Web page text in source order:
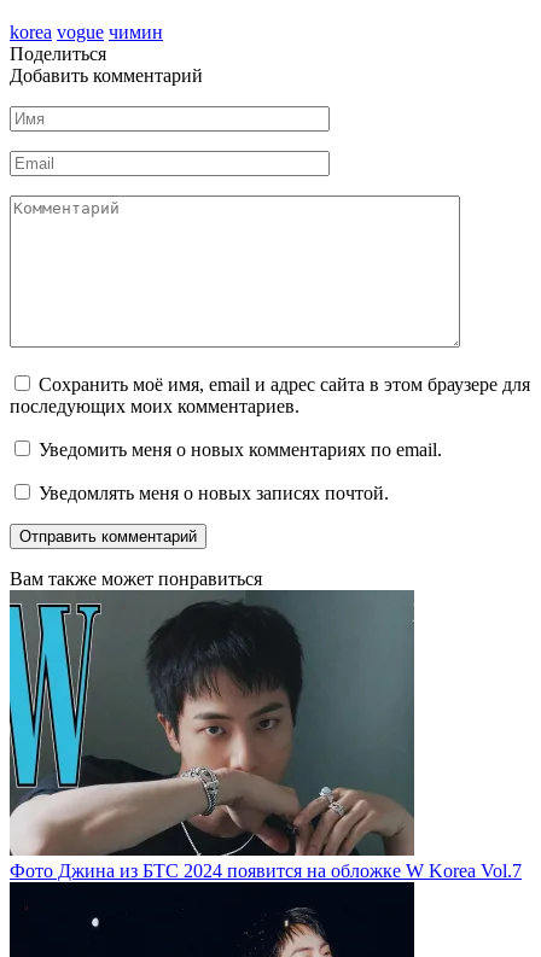
korea vogue чимин
Поделиться
Добавить комментарий
Имя
Email
Комментарий
Сохранить моё имя, email и адрес сайта в этом браузере для
последующих моих комментариев.
Уведомить меня о новых комментариях по email.
Уведомлять меня о новых записях почтой.
Вам также может понравиться
Фото Джина из БТС 2024 появится на обложке W Korea Vol.7